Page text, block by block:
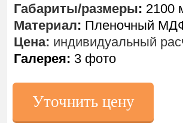
Уточнить цену
Габариты/размеры: 2100
Материал: Пленочный
Цена: индивидуальный
Галерея: 3 фото